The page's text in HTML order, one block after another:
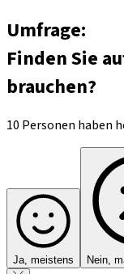
Umfrage:
Finden Sie
brauchen?
10 Personen haben
Ja, meistens Nein,